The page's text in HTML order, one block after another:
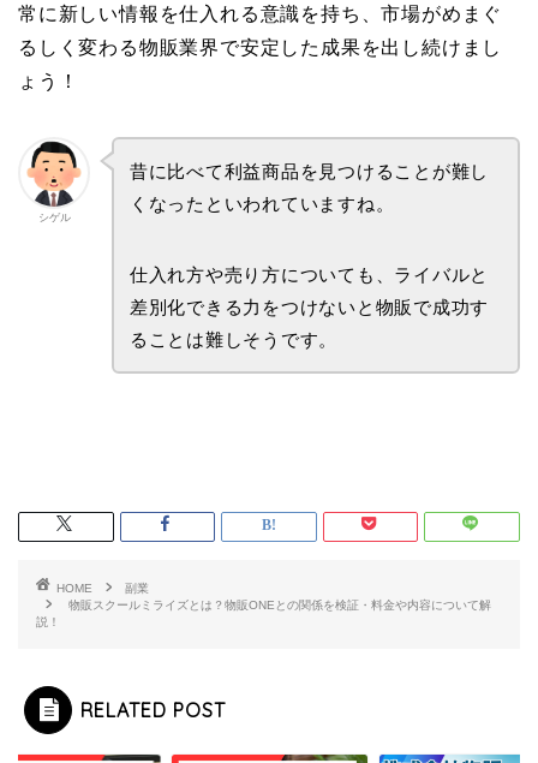
常に新しい情報を仕入れる意識を持ち、市場がめまぐ
るしく変わる物販業界で安定した成果を出し続けまし
ょう！
シゲル
昔に比べて利益商品を見つけることが難し
くなったといわれていますね。
仕入れ方や売り方についても、ライバルと
差別化できる力をつけないと物販で成功す
ることは難しそうです。
HOME
副業
物販スクールミライズとは？物販ONEとの関係を検証・料金や内容について解
説！
RELATED POST